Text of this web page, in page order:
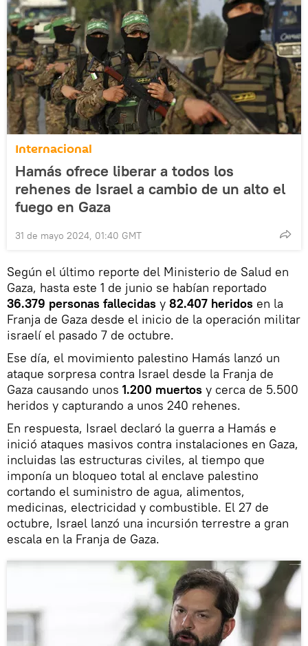
Internacional
Hamás ofrece liberar a todos los
rehenes de Israel a cambio de un alto el
fuego en Gaza
31 de mayo 2024, 01:40 GMT
Según el último reporte del Ministerio de Salud en
Gaza, hasta este 1 de junio se habían reportado
36.379 personas fallecidas y 82.407 heridos en la
Franja de Gaza desde el inicio de la operación militar
israelí el pasado 7 de octubre.
Ese día, el movimiento palestino Hamás lanzó un
ataque sorpresa contra Israel desde la Franja de
Gaza causando unos 1.200 muertos y cerca de 5.500
heridos y capturando a unos 240 rehenes.
En respuesta, Israel declaró la guerra a Hamás e
inició ataques masivos contra instalaciones en Gaza,
incluidas las estructuras civiles, al tiempo que
imponía un bloqueo total al enclave palestino
cortando el suministro de agua, alimentos,
medicinas, electricidad y combustible. El 27 de
octubre, Israel lanzó una incursión terrestre a gran
escala en la Franja de Gaza.